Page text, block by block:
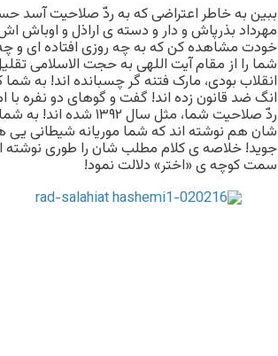
ببین به خاطر اعتراضى که به ردّ صلاحیت آسد
مهرداد بذرپاش و دار و دسته ى اراذل و اوباش
خودت مشاهده کن که به چه روزى افتاده اى و چه
شما را از مقام آیت اللهى به حجت الاسلامى
انقلاب بودى، مارک فتنه گر چسبانده اند! به
انگ ضد قانون زده اند! گفت و گوهاى دو نفره با
ردّ صلاحیت شما، مثل
شان هم نوشته اند که شما موریانه شیطانى یى
جوید! خلاصه ى کلام مطلب شان را طورى نوشته
سمت کوچه ى «اختر» دلالت نمود!